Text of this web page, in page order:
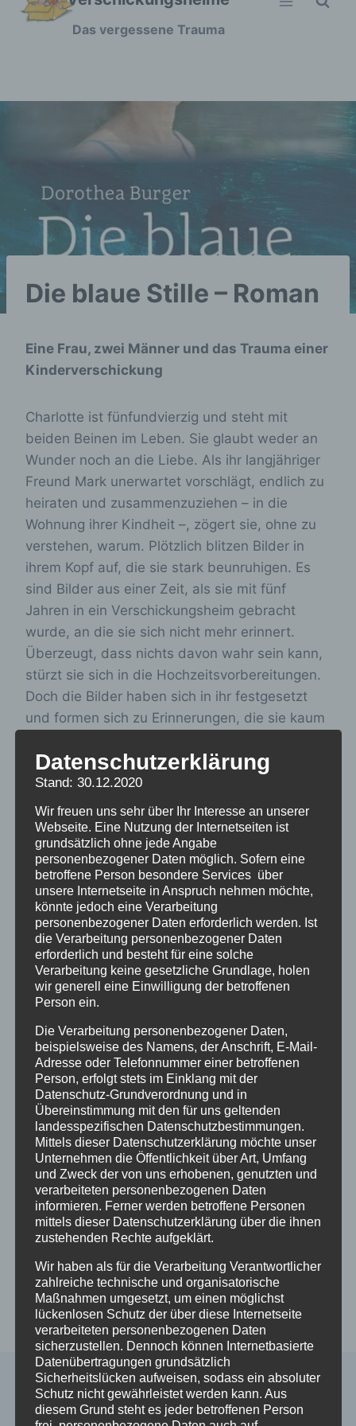
Zum
Das vergessene Trauma
Die blaue Stille – Roman
Eine Frau, zwei Männer und das Trauma einer
Kinderverschickung
Charlotte ist fünfundvierzig und steht mit
beiden Beinen im Leben. Sie glaubt weder an
Wunder noch an die Liebe. Als ihr langjähriger
Freund Mark unerwartet vorschlägt, endlich zu
heiraten und zusammenzuziehen – in die
Wohnung ihrer Kindheit –, zögert sie, ohne zu
verstehen, warum. Plötzlich blitzen Bilder in
ihrem Kopf auf, die sie stark beunruhigen. Es
sind Bilder aus einer Zeit, als sie mit fünf
Jahren in ein Verschickungsheim gebracht
wurde, an die sie sich nicht mehr erinnert.
Überzeugt, dass nichts davon wahr sein kann,
stürzt sie sich in die Hochzeitsvorbereitungen.
Doch die Bilder haben sich in ihr festgesetzt
und formen sich zu Erinnerungen, die sie kaum
der fremde Leon mit einer Anziehungskraft, der
sie immer weniger entkommt. Hat sie
tatsächlich mit ihm eines Nachts in einem
einsamen Park Tango getanzt?
Ergreifend und eindringlich erzählt der Roman
von verlorengegangen Hoffnungen und vom
Mut, eigenen Gefühlen und traumatischen
Erinnerungen Glauben zu schenken.
Manchmal müssen wir uns der
Vergangenheit stellen, um nach
vorne blicken zu können.
ISBN 9783695190508 * 340 Seiten *
Taschenbuch und Kindle-E-Book
Beitragsnavigation
ZURÜCK
Unser Kongressplakat
zum Herunterladen
und Weiterverbreiten
WEITER
HÖRSPIELFASSUNG
des Films über das
Kinderkurheim
Berlebeck im
Teutoburger Wald –
Am 11.11.25
Ähnliche Beiträge
Datenschutzerklärung
Stand: 30.12.2020
Wir freuen uns sehr über Ihr Interesse an unserer
Webseite. Eine Nutzung der Internetseiten ist
grundsätzlich ohne jede Angabe
personenbezogener Daten möglich. Sofern eine
betroffene Person besondere Services über
unsere Internetseite in Anspruch nehmen möchte,
könnte jedoch eine Verarbeitung
personenbezogener Daten erforderlich werden. Ist
die Verarbeitung personenbezogener Daten
erforderlich und besteht für eine solche
Verarbeitung keine gesetzliche Grundlage, holen
wir generell eine Einwilligung der betroffenen
Person ein.
Die Verarbeitung personenbezogener Daten,
beispielsweise des Namens, der Anschrift, E-Mail-
Adresse oder Telefonnummer einer betroffenen
Person, erfolgt stets im Einklang mit der
Datenschutz-Grundverordnung und in
Übereinstimmung mit den für uns geltenden
landesspezifischen Datenschutzbestimmungen.
Mittels dieser Datenschutzerklärung möchte unser
Unternehmen die Öffentlichkeit über Art, Umfang
und Zweck der von uns erhobenen, genutzten und
verarbeiteten personenbezogenen Daten
informieren. Ferner werden betroffene Personen
mittels dieser Datenschutzerklärung über die ihnen
zustehenden Rechte aufgeklärt.
Wir haben als für die Verarbeitung Verantwortlicher
zahlreiche technische und organisatorische
Maßnahmen umgesetzt, um einen möglichst
lückenlosen Schutz der über diese Internetseite
verarbeiteten personenbezogenen Daten
sicherzustellen. Dennoch können Internetbasierte
Datenübertragungen grundsätzlich
Sicherheitslücken aufweisen, sodass ein absoluter
Schutz nicht gewährleistet werden kann. Aus
diesem Grund steht es jeder betroffenen Person